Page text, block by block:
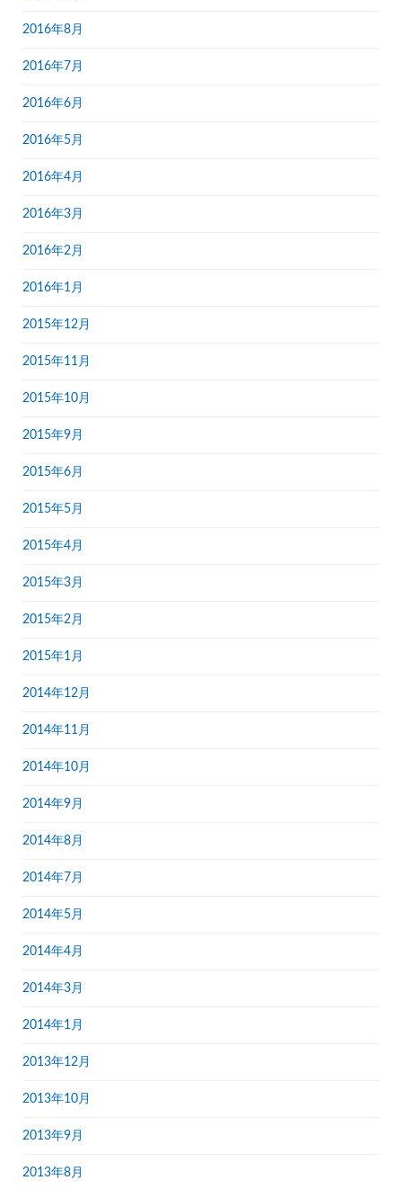
2016年8月
2016年7月
2016年6月
2016年5月
2016年4月
2016年3月
2016年2月
2016年1月
2015年12月
2015年11月
2015年10月
2015年9月
2015年6月
2015年5月
2015年4月
2015年3月
2015年2月
2015年1月
2014年12月
2014年11月
2014年10月
2014年9月
2014年8月
2014年7月
2014年5月
2014年4月
2014年3月
2014年1月
2013年12月
2013年10月
2013年9月
2013年8月